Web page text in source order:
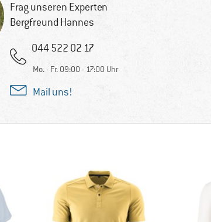
Frag unseren Experten
Bergfreund Hannes
044 522 02 17
Mo. - Fr. 09:00 - 17:00 Uhr
Mail uns!